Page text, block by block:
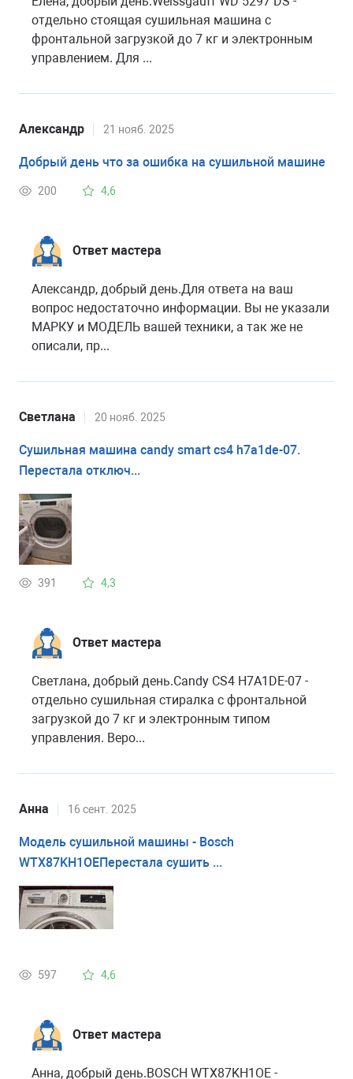
отдельно стоящая сушильная машина с
фронтальной загрузкой до 7 кг и электронным
управлением. Для ...
Александр 21 нояб. 2025
Добрый день что за ошибка на сушильной машине
200 4,6
Ответ мастера
Александр, добрый день.Для ответа на ваш
вопрос недостаточно информации. Вы не указали
МАРКУ и МОДЕЛЬ вашей техники, а так же не
описали, пр...
Светлана 20 нояб. 2025
Сушильная машина candy smart cs4 h7a1de-07.
Перестала отключ...
391 4,3
Ответ мастера
Светлана, добрый день.Candy CS4 H7A1DE-07 -
отдельно сушильная стиралка с фронтальной
загрузкой до 7 кг и электронным типом
управления. Веро...
Анна 16 сент. 2025
Модель сушильной машины - Bosch
WTX87KH1OEПерестала сушить ...
597 4,6
Ответ мастера
Анна, добрый день.BOSCH WTX87KH1OE -